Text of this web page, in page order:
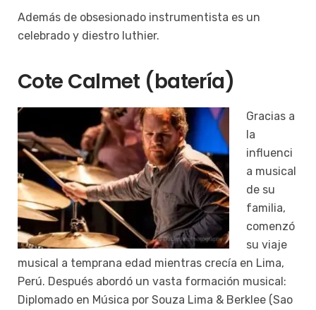
Además de obsesionado instrumentista es un
celebrado y diestro luthier.
Cote Calmet (batería)
Gracias a
la
influenci
a musical
de su
familia,
comenzó
su viaje
musical a temprana edad mientras crecía en Lima,
Perú. Después abordó un vasta formación musical:
Diplomado en Música por Souza Lima & Berklee (Sao